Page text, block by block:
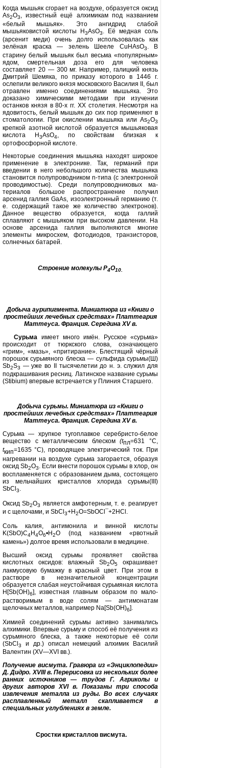
Когда мышьяк сгорает на воздухе, образуется оксид
As2O3, известный ещё алхимикам под названием
«бе­лый мышьяк». Это ангидрид слабой
мышьяковистой кислоты H3AsO3
Её медная соль
(арсенит меди) очень долго использовалась как
зелёная краска — зелень Шееле CuHAsO3.
В
старину белый мышьяк был весьма «популярным»
ядом, смертельная до­за его для человека
составляет 20 — 300 мг. Например, галицкий князь
Дмитрий Шемяка, по приказу которо­го в 1446 г.
ослепили великого князя московского Василия II, был
отравлен именно соединениями мышьяка. Это
доказано химическими методами при изучении
останков князя в 80-х гг. XX столетия. Несмотря на
ядови­тость, белый мышьяк до сих пор при­меняют в
стоматологии. При окисле­нии мышьяка или As2O3
крепкой азотной кислотой образуется мышь­яковая
кислота
H3AsO4, по свойствам близкая к
ортофосфорной кислоте.
Некоторые соединения мышьяка находят широкое
применение в элект­ронике. Так, германий при
введении в него небольшого количества мышь­яка
становится полупроводником n-типа (с электронной
проводимо­стью). Среди полупроводниковых ма­
териалов большое распространение получил
арсенид галлияGaAs, изоэлектронный германию (т.
е. содержа­щий такое же количество электро­нов).
Данное вещество образуется, когда галлий
сплавляют с мышьяком при высоком давлении. На
основе арсенида галлия выполняются многие
элементы микросхем, фотодиодов, транзисторов,
солнечных батарей.
Строение молекулы P4O10.
Добыча аурипигмента. Миниатюра из «Книги о
простейших лечебных средствах» Платтеария
Маттеуса. Франция. Середина XVв.
Сурьма имеет много имён. Русское «сурьма»
происходит от тюркскогослова, означающего
«грим», «мазь», «притирание». Блестящий чёрный
порошок сурьмяного блеска — суль­фида сурьмы(Ш)
Sb2S3 — уже во II ты­сячелетии до н. э. служил для
подкра­шивания ресниц. Латинское название сурьмы
(Stibium) впервые встречает­ся у Плиния Старшего.
Добыча сурьмы. Миниатюра из «Книги о
простейших лечебных средствах» Платтеария
Маттеуса. Франция. СерединаXVв.
Сурьма — хрупкое тугоплавкое се­ребристо-белое
вещество с металличе­ским блеском(tпл=631 °С,
tкип=1635 °С), проводящее электрический ток. При
нагревании на воздухе сурь­ма загорается, образуя
оксид Sb2O3. Ес­ли внести порошок сурьмы в хлор, он
воспламеняется с образованием дыма, состоящего
из мельчайших кристал­лов хлорида сурьмы(
)
SbCl 3.
ОксидSb2O3 является амфотерным, т. е. реагирует
и с щелочами, и SbCl 3+H2O=SbOCl +2HCl.
Соль калия, антимонила и винной кислоты
K(SbO)C4H4O6•Н2О (под на­званием «рвотный
камень») долгое время использовали в медицине.
Высший оксид сурьмы проявляет свойства
кислотных оксидов: влаж­ный Sb2O5
окрашивает
лакмусовую бумажку в красный цвет. При этом в
растворе в незначительной концент­рации
образуется слабая неустойчи­вая сурьмяная кислота
H[Sb(OH)6],известная главным образом по мало­
растворимым в воде солям — антимонатам
щелочных металлов, например Na[Sb(OH)6].
Химией соединений сурьмы ак­тивно занимались
алхимики. Впервые сурьму и способ её получения из
сурьмяного блеска, а также некото­рые её соли
(SbCl 3
и др.) описал не­мецкий алхимик Василий
Валентин (XV—XVI вв.).
Получение висмута. Гравюра из «Энциклопедии»
Д. Дидро.XVIIIв. Перерисовка из нескольких более
ранних источников — трудов Г. Агриколы и
других авторовXVI в. Показаны три способа
извлечения металла из руды. Во всех случаях
расплавленный металл скапливается в
специальных углублениях в земле.
Сростки кристаллов висмута.